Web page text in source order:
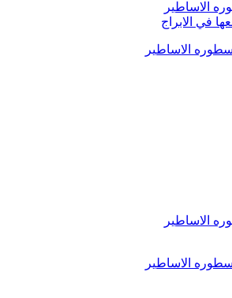
في الابراج
الاساطير
الاساطير